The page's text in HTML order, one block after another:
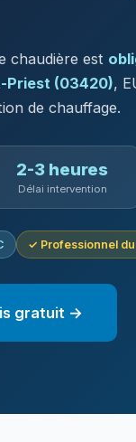
chaudière est
Priest (03420),
de chauffage.
2-3 heures
Délai intervention
✓ Professionnel
gratuit →